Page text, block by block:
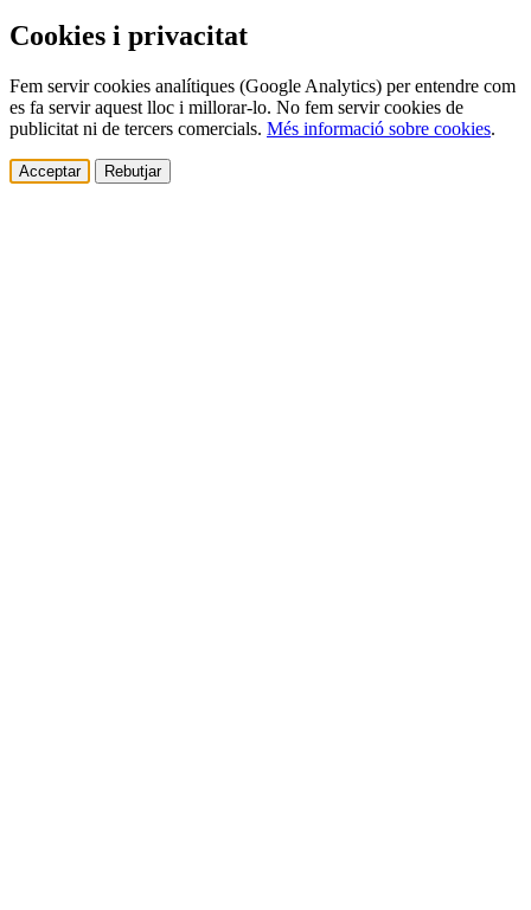
Cookies i privacitat
Fem servir cookies analítiques (Google Analytics) per entendre com
es fa servir aquest lloc i millorar-lo. No fem servir cookies de
publicitat ni de tercers comercials. Més informació sobre cookies.
Acceptar Rebutjar